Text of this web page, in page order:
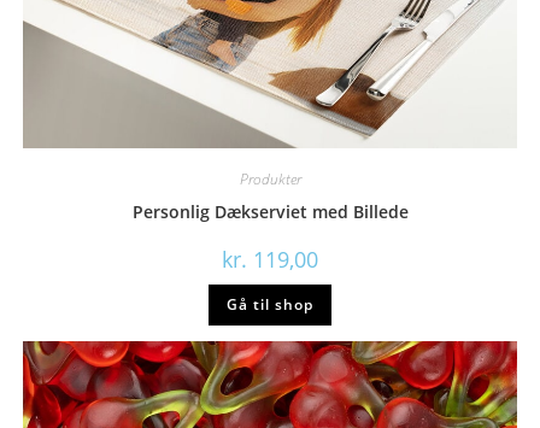
Produkter
Personlig Dækserviet med Billede
kr. 119,00
Gå til shop